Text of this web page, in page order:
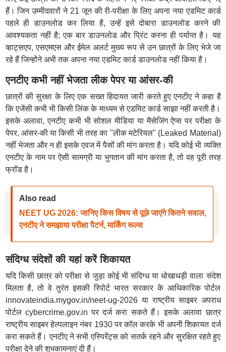
हैं। जिन उम्मीदवारों ने 21 जून की री-परीक्षा के लिए अपना नया एडमिट कार्ड
पहले ही डाउनलोड कर लिया है, उन्हें इसे दोबारा डाउनलोड करने की
आवश्यकता नहीं है; एक बार डाउनलोड और प्रिंट करना ही पर्याप्त है। यह
व्हाट्सएप, एसएमएस और ईमेल अलर्ट मुख्य रूप से उन छात्रों के लिए भेजे जा
रहे हैं जिन्होंने अभी तक अपना नया एडमिट कार्ड डाउनलोड नहीं किया है।
एनटीए कभी नहीं भेजता लीक पेपर या आंसर-की
छात्रों की सुरक्षा के लिए एक सख्त हिदायत जारी करते हुए एनटीए ने कहा है
कि एजेंसी कभी भी किसी लिंक के माध्यम से एडमिट कार्ड साझा नहीं करती है।
इसके अलावा, एनटीए कभी भी सोशल मीडिया या मैसेजिंग ऐप्स पर परीक्षा के
पेपर, आंसर-की या किसी भी तरह का "लीक मटेरियल" (Leaked Material)
नहीं भेजता और न ही इसके एवज में पैसों की मांग करता है। यदि कोई भी व्यक्ति
एनटीए के नाम पर ऐसी सामग्री या भुगतान की मांग करता है, तो वह पूरी तरह
फ्रॉड है।
Also read
NEET UG 2026: जानिए किस विषय से पूछे जाएंगे कितने सवाल,
एनटीए ने समझाया परीक्षा पैटर्न, मार्किंग रूल्स
संदिग्ध संदेशों की यहां करें शिकायत
यदि किसी छात्र को परीक्षा से जुड़ा कोई भी संदिग्ध या धोखाधड़ी वाला संदेश
मिलता है, तो वे तुरंत इसकी रिपोर्ट भारत सरकार के आधिकारिक पोर्टल
innovateindia.mygov.in/neet-ug-2026 या राष्ट्रीय साइबर अपराध
पोर्टल cybercrime.gov.in पर दर्ज करा सकते हैं। इसके अलावा छात्र
राष्ट्रीय साइबर हेल्पलाइन नंबर 1930 पर कॉल करके भी अपनी शिकायत दर्ज
करा सकते हैं। एनटीए ने सभी एस्पिरेंट्स को सतर्क रहने और सुरक्षित रहते हुए
परीक्षा देने की शुभकामनाएं दी हैं।